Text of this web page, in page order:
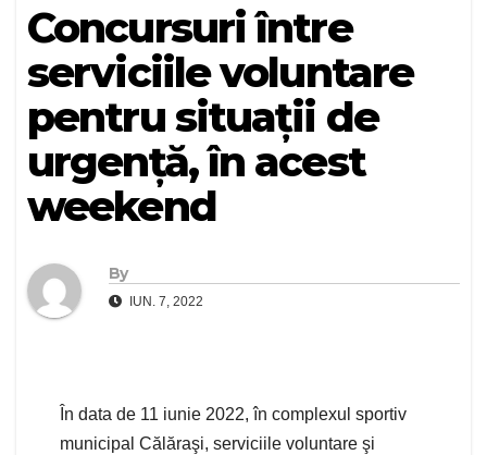
Concursuri între
serviciile voluntare
pentru situații de
urgență, în acest
weekend
By
IUN. 7, 2022
În data de 11 iunie 2022, în complexul sportiv
municipal Călăraşi, serviciile voluntare şi